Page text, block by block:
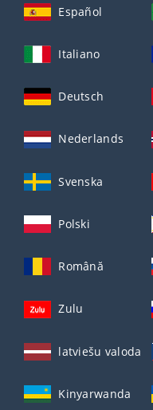
Español
Italiano
Deutsch
Nederlands
Svenska
Polski
Română
Zulu
latviešu valoda
Kinyarwanda